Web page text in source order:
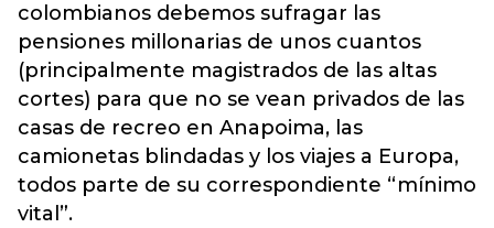
colombianos debemos sufragar las
pensiones millonarias de unos cuantos
(principalmente magistrados de las altas
cortes) para que no se vean privados de las
casas de recreo en Anapoima, las
camionetas blindadas y los viajes a Europa,
todos parte de su correspondiente “mínimo
vital”.